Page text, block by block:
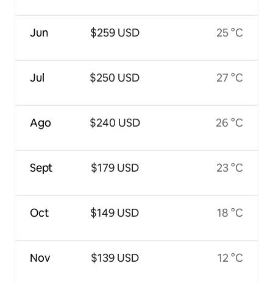
Jun
Jul
Ago
Sept
Oct
Nov
$259 USD
$250 USD
$240 USD
$179 USD
$149 USD
$139 USD
25 °C
27 °C
26 °C
23 °C
18 °C
12 °C